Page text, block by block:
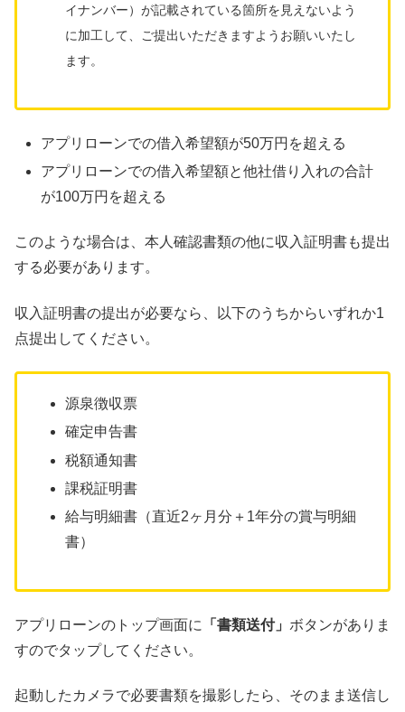
イナンバー）が記載されている箇所を見えないよう
に加工して、ご提出いただきますようお願いいたし
ます。
アプリローンでの借入希望額が50万円を超える
アプリローンでの借入希望額と他社借り入れの合計
が100万円を超える
このような場合は、本人確認書類の他に収入証明書も提出
する必要があります。
収入証明書の提出が必要なら、以下のうちからいずれか1
点提出してください。
源泉徴収票
確定申告書
税額通知書
課税証明書
給与明細書（直近2ヶ月分＋1年分の賞与明細
書）
アプリローンのトップ画面に 「書類送付」 ボタンがありま
すのでタップしてください。
起動したカメラで必要書類を撮影したら、そのまま送信し